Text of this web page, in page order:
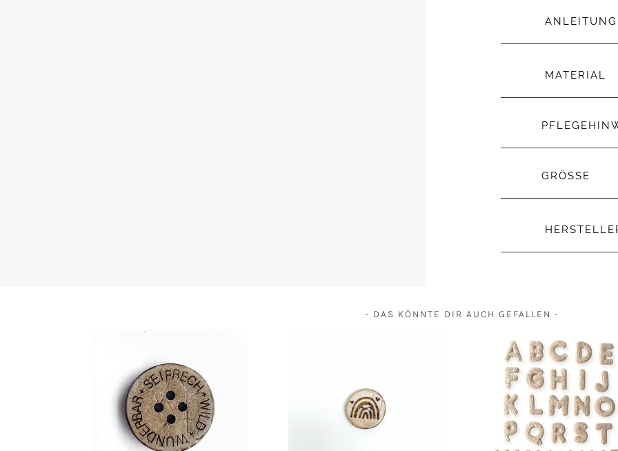
ANLEITUNG
MATERIAL
GRÖSSE
- DAS KÖNNTE DIR AUCH GEFALLEN -